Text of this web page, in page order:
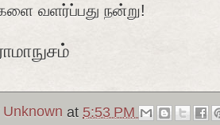
வளர்ப்பது நன்று!
Unknown at 5:53 PM